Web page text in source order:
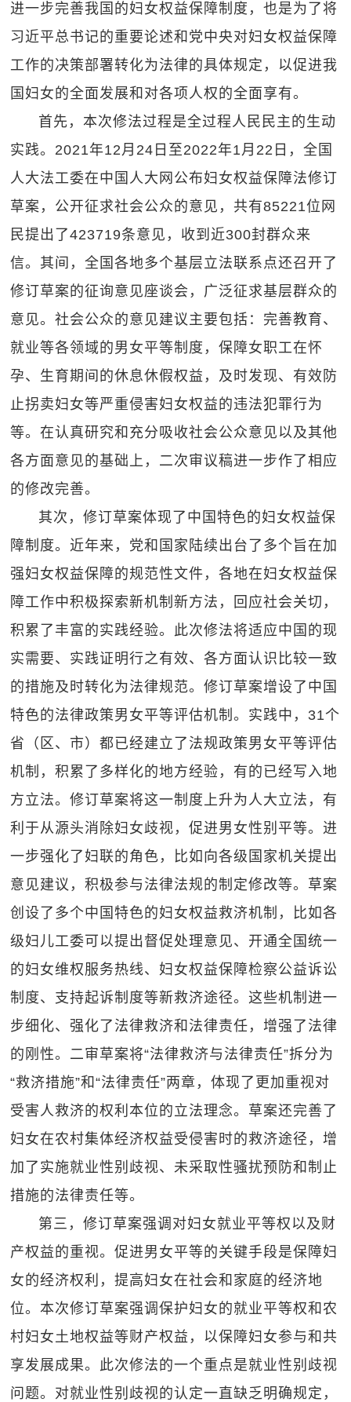
进一步完善我国的妇女权益保障制度，也是为了将
习近平总书记的重要论述和党中央对妇女权益保障
工作的决策部署转化为法律的具体规定，以促进我
国妇女的全面发展和对各项人权的全面享有。
首先，本次修法过程是全过程人民民主的生动
实践。2021年12月24日至2022年1月22日，全国
人大法工委在中国人大网公布妇女权益保障法修订
草案，公开征求社会公众的意见，共有85221位网
民提出了423719条意见，收到近300封群众来
信。其间，全国各地多个基层立法联系点还召开了
修订草案的征询意见座谈会，广泛征求基层群众的
意见。社会公众的意见建议主要包括：完善教育、
就业等各领域的男女平等制度，保障女职工在怀
孕、生育期间的休息休假权益，及时发现、有效防
止拐卖妇女等严重侵害妇女权益的违法犯罪行为
等。在认真研究和充分吸收社会公众意见以及其他
各方面意见的基础上，二次审议稿进一步作了相应
的修改完善。
其次，修订草案体现了中国特色的妇女权益保
障制度。近年来，党和国家陆续出台了多个旨在加
强妇女权益保障的规范性文件，各地在妇女权益保
障工作中积极探索新机制新方法，回应社会关切，
积累了丰富的实践经验。此次修法将适应中国的现
实需要、实践证明行之有效、各方面认识比较一致
的措施及时转化为法律规范。修订草案增设了中国
特色的法律政策男女平等评估机制。实践中，31个
省（区、市）都已经建立了法规政策男女平等评估
机制，积累了多样化的地方经验，有的已经写入地
方立法。修订草案将这一制度上升为人大立法，有
利于从源头消除妇女歧视，促进男女性别平等。进
一步强化了妇联的角色，比如向各级国家机关提出
意见建议，积极参与法律法规的制定修改等。草案
创设了多个中国特色的妇女权益救济机制，比如各
级妇儿工委可以提出督促处理意见、开通全国统一
的妇女维权服务热线、妇女权益保障检察公益诉讼
制度、支持起诉制度等新救济途径。这些机制进一
步细化、强化了法律救济和法律责任，增强了法律
的刚性。二审草案将“法律救济与法律责任”拆分为
“救济措施”和“法律责任”两章，体现了更加重视对
受害人救济的权利本位的立法理念。草案还完善了
妇女在农村集体经济权益受侵害时的救济途径，增
加了实施就业性别歧视、未采取性骚扰预防和制止
措施的法律责任等。
第三，修订草案强调对妇女就业平等权以及财
产权益的重视。促进男女平等的关键手段是保障妇
女的经济权利，提高妇女在社会和家庭的经济地
位。本次修订草案强调保护妇女的就业平等权和农
村妇女土地权益等财产权益，以保障妇女参与和共
享发展成果。此次修法的一个重点是就业性别歧视
问题。对就业性别歧视的认定一直缺乏明确规定，